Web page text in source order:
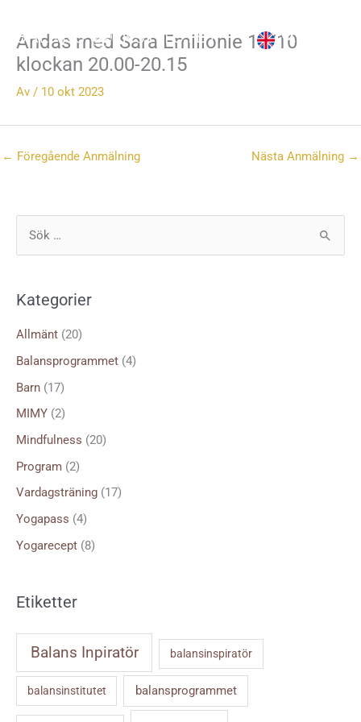
innehåll
Andas med Sara Emilionie 10/10
klockan 20.00-20.15
Av / 10 okt 2023
← Föregående Anmälning Nästa Anmälning →
e
f
t
Kategorier
Allmänt (20)
Balansprogrammet (4)
Barn (17)
MIMY (2)
Mindfulness (20)
Program (2)
Vardagsträning (17)
Yogapass (4)
Yogarecept (8)
Etiketter
Balans Inpiratör balansinspiratör
balansinstitutet balansprogrammet